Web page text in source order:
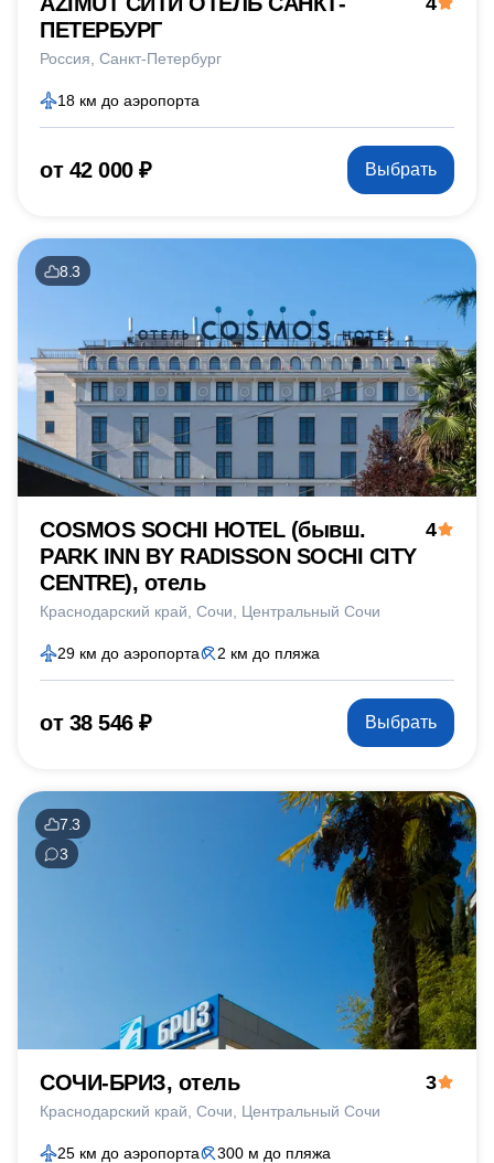
ПЕТЕРБУРГ
Россия Санкт-Петербург
18 км до аэропорта
от 42 000 ₽ Выбрать
8.3
COSMOS SOCHI HOTEL (бывш.
PARK INN BY RADISSON SOCHI CITY
CENTRE), отель
Краснодарский край Сочи Центральный Сочи
4
29 км до аэропорта 2 км до пляжа
от 38 546 ₽ Выбрать
7.3
3
СОЧИ-БРИЗ, отель
Краснодарский край Сочи Центральный Сочи
3
25 км до аэропорта 300 м до пляжа